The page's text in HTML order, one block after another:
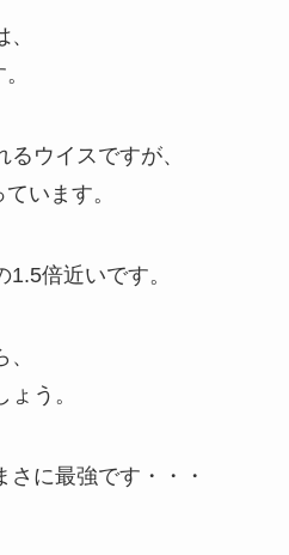
ウイスですが、
います。
倍近いです。
う。
さに最強です・・・